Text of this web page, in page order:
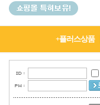
+플러스상품